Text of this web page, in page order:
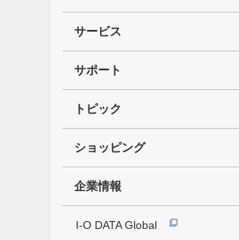
サービス
サポート
トピック
ショッピング
企業情報
I-O DATA Global